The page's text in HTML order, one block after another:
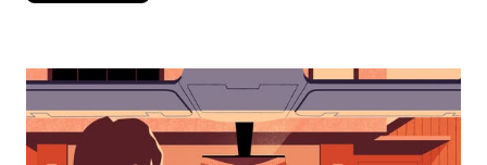
头
浏